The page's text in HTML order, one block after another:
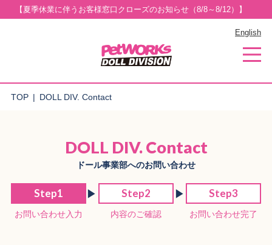
【夏季休業に伴うお客様窓口クローズのお知らせ（8/8～8/12）】
English
TOP DOLL DIV. Contact
DOLL DIV. Contact
ドール事業部へのお問い合わせ
Step1
お問い合わせ入力
Step2
内容のご確認
Step3
お問い合わせ完了